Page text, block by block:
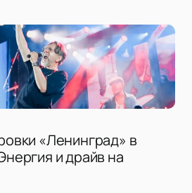
«Ленинград» в
и драйв на